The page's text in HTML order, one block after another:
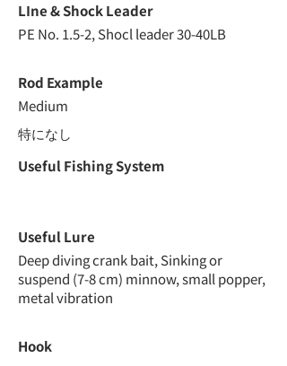
LIne & Shock Leader
PE No. 1.5-2, Shocl leader 30-40LB
Rod Example
Medium
特になし
Useful Fishing System
Useful Lure
Deep diving crank bait, Sinking or
suspend (7-8 cm) minnow, small popper,
metal vibration
Hook